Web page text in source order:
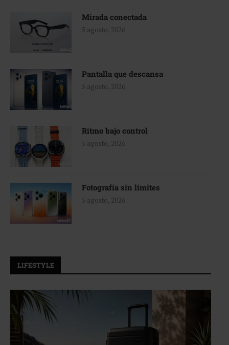
Mirada conectada
5 agosto, 2026
Pantalla que descansa
5 agosto, 2026
Ritmo bajo control
5 agosto, 2026
Fotografía sin límites
5 agosto, 2026
LIFESTYLE